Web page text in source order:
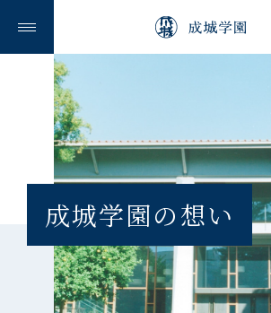
成城学園を知る
学校を知る
成城学園の想い